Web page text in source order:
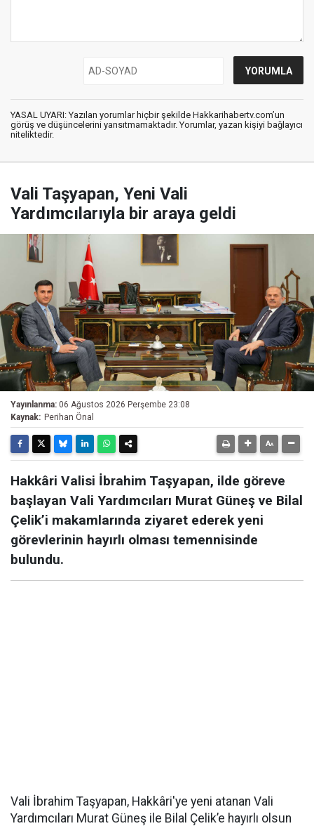
YASAL UYARI: Yazılan yorumlar hiçbir şekilde Hakkarihabertv.com’un
görüş ve düşüncelerini yansıtmamaktadır. Yorumlar, yazan kişiyi bağlayıcı
niteliktedir.
Vali Taşyapan, Yeni Vali
Yardımcılarıyla bir araya geldi
Yayınlanma: 06 Ağustos 2026 Perşembe 23:08
Kaynak: Perihan Önal
Hakkâri Valisi İbrahim Taşyapan, ilde göreve
başlayan Vali Yardımcıları Murat Güneş ve Bilal
Çelik’i makamlarında ziyaret ederek yeni
görevlerinin hayırlı olması temennisinde
bulundu.
Vali İbrahim Taşyapan, Hakkâri'ye yeni atanan Vali
Yardımcıları Murat Güneş ile Bilal Çelik’e hayırlı olsun